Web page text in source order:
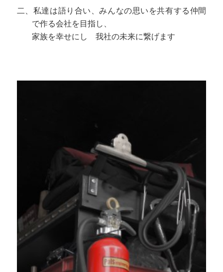
二、私達は語り合い、みんなの思いを共有する仲間
で作る会社を目指し、
家族を幸せにし 我社の未来に繋げます